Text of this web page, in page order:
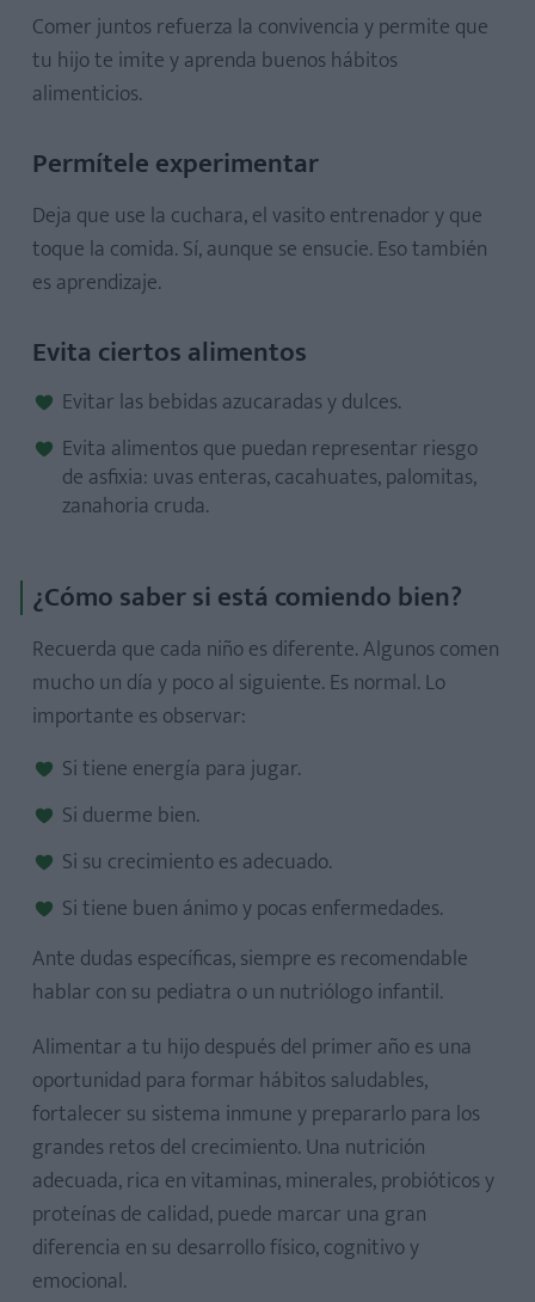
Comer juntos refuerza la convivencia y permite que
tu hijo te imite y aprenda buenos hábitos
alimenticios.
Permítele experimentar
Deja que use la cuchara, el vasito entrenador y que
toque la comida. Sí, aunque se ensucie. Eso también
es aprendizaje.
Evita ciertos alimentos
Evitar las bebidas azucaradas y dulces.
Evita alimentos que puedan representar riesgo
de asfixia: uvas enteras, cacahuates, palomitas,
zanahoria cruda.
¿Cómo saber si está comiendo bien?
Recuerda que cada niño es diferente. Algunos comen
mucho un día y poco al siguiente. Es normal. Lo
importante es observar:
Si tiene energía para jugar.
Si duerme bien.
Si su crecimiento es adecuado.
Si tiene buen ánimo y pocas enfermedades.
Ante dudas específicas, siempre es recomendable
hablar con su pediatra o un nutriólogo infantil.
Alimentar a tu hijo después del primer año es una
oportunidad para formar hábitos saludables,
fortalecer su sistema inmune y prepararlo para los
grandes retos del crecimiento. Una nutrición
adecuada, rica en vitaminas, minerales, probióticos y
proteínas de calidad, puede marcar una gran
diferencia en su desarrollo físico, cognitivo y
emocional.